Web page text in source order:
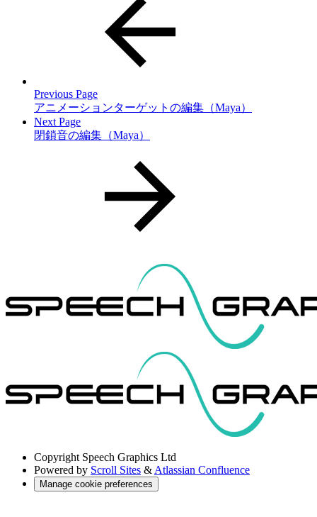
Previous Page
アニメーションターゲットの編集（Maya）
Next Page
閉鎖音の編集（Maya）
Copyright Speech Graphics Ltd
Powered by Scroll Sites & Atlassian Confluence
Manage cookie preferences